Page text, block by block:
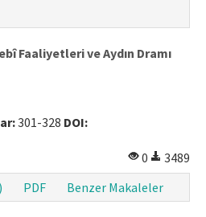
Faaliyetleri ve Aydın Dramı
301-328 DOI:
0
3489
PDF Benzer Makaleler